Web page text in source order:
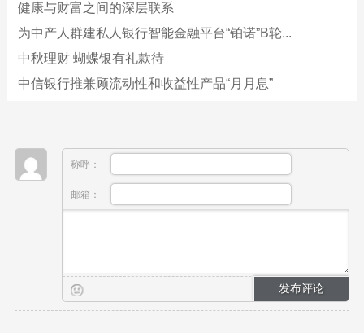
健康与财富之间的深层联系
为中产人群建私人银行智能金融平台“铂诺”B轮...
中秋理财 蝴蝶银有礼款待
中信银行推兼顾流动性和收益性产品“月月息”
称呼：
邮箱：